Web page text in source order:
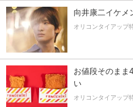
向井康二イケメ
オリコンタイアップ
お値段そのまま
い
オリコンタイアップ